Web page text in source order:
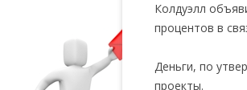
Колдуэлл
процентов в
Деньги, по
проекты.